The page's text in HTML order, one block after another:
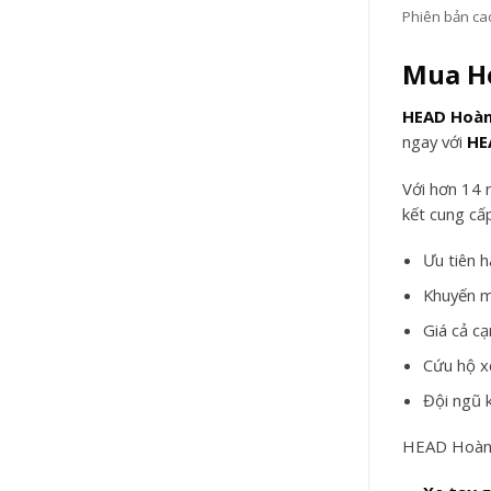
Phiên bản
Mua
HEAD
ngay với
Với hơn 14
kết cung
Ưu tiên
Khuyến
Giá cả
Cứu hộ
Đội ngũ
HEAD